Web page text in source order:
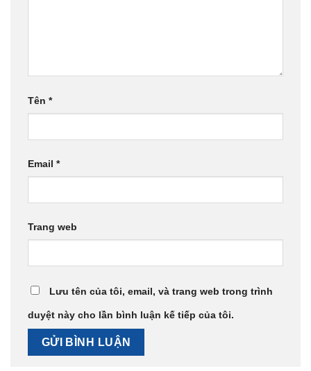
Tên *
Email *
Trang web
Lưu tên của tôi, email, và trang web trong trình
duyệt này cho lần bình luận kế tiếp của tôi.